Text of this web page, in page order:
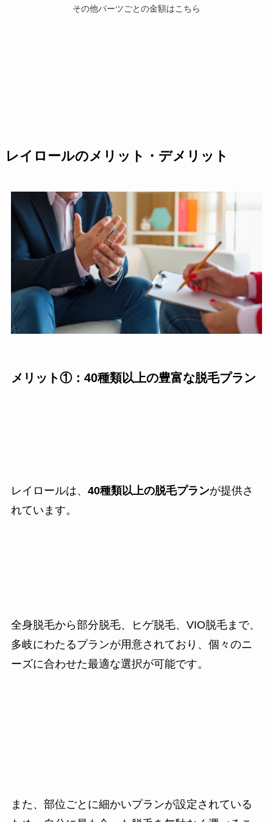
その他パーツごとの金額はこちら
レイロールのメリット・デメリット
メリット①：40種類以上の豊富な脱毛プラン
レイロールは、 40種類以上の脱毛プランが提供さ
れています。
全身脱毛から部分脱毛、ヒゲ脱毛、VIO脱毛まで、
多岐にわたるプランが用意されており、個々のニ
ーズに合わせた最適な選択が可能です。
また、部位ごとに細かいプランが設定されている